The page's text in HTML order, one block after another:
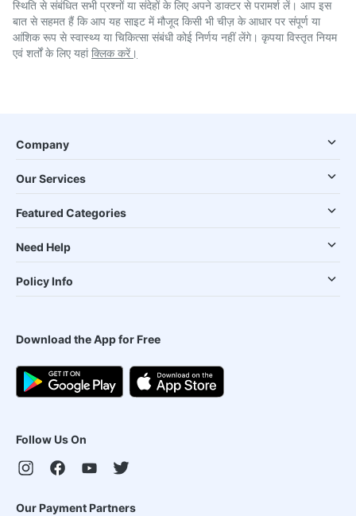
स्थिति से संबंधित सभी प्रश्नों या संदेहों के लिए अपने डाक्टर से परामर्श लें। आप इस
बात से सहमत हैं कि आप यह साइट में मौजूद किसी भी चीज़ के आधार पर संपूर्ण या
आंशिक रूप से स्वास्थ्य या चिकित्सा संबंधी कोई निर्णय नहीं लेंगे। कृपया विस्तृत नियम
एवं शर्तों के लिए यहांक्लिक करें।
Company
Our Services
Featured Categories
Need Help
Policy Info
Download the App for Free
Follow Us On
Our Payment Partners